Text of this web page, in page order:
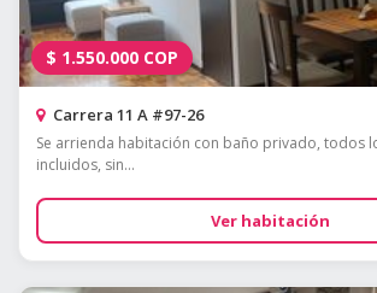
$ 1.550.000 COP
Carrera 11 A #97-26
Se arrienda habitación con baño privado, todos
incluidos, sin...
Ver habitación